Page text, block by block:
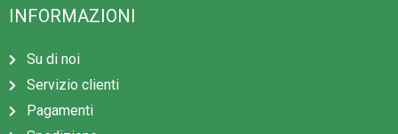
INFORMAZIONI
Su di noi
Servizio clienti
Pagamenti